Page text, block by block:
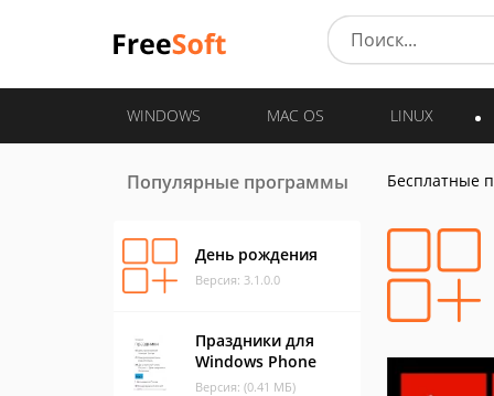
WINDOWS MAC OS LINUX
Популярные программы
День рождения
Версия: 3.1.0.0
Праздники для
Windows Phone
Версия: (0.41 МБ)
Бесплатные